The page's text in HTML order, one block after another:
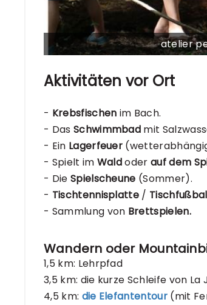
atelier
Aktivitäten vor Ort
- Krebsfischen im Bach.
- Das Schwimmbad mit
- Ein Lagerfeuer
- Spielt im Waldoderauf dem
- Die Spielscheune (Sommer).
- Tischtennisplatte /
- Sammlung von Brettspielen.
Wandern oder
1,5 km: Lehrpfad
3,5 km: die kurze Schleife von La
4,5 km: die Elefantentour (mit